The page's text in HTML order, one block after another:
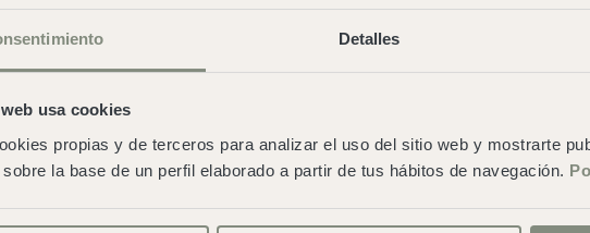
Detalles
usa cookies
propias y de terceros para analizar el uso del sitio web y mostrarte
la base de un perfil elaborado a partir de tus hábitos de navegación.